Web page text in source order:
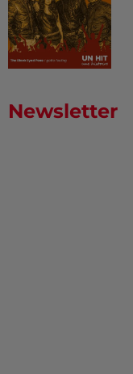
Newsletter